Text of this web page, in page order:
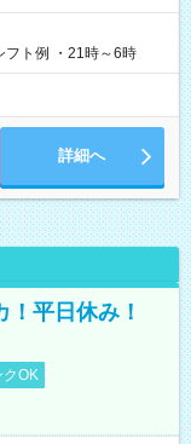
フト例 ・21時～6時
詳細へ
平日休み！
クOK